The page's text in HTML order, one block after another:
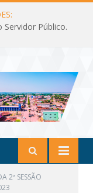
Público.
2ª SESSÃO